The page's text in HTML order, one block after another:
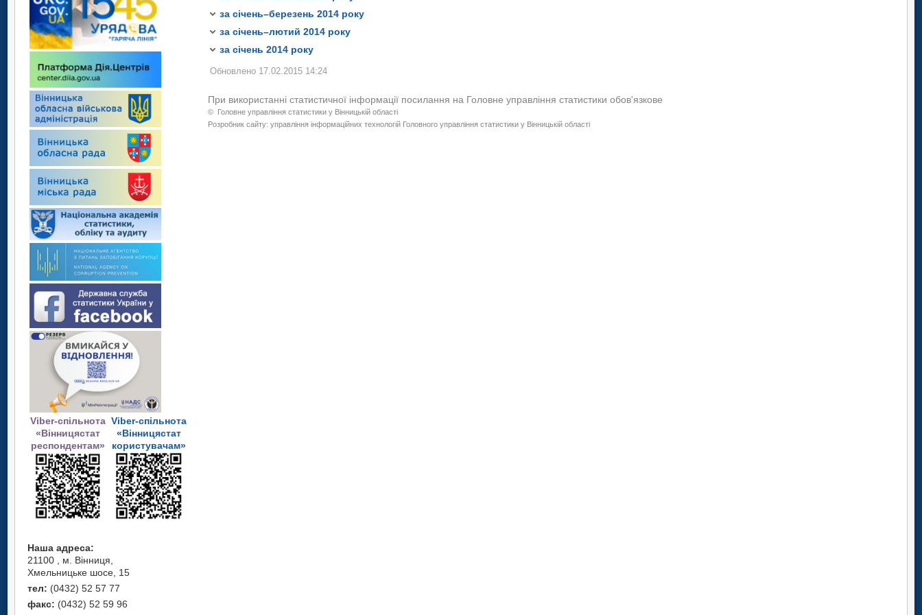
Viber-спільнота
«Вінницястат
респондентам»
Viber-спільнота
«Вінницястат
користувачам»
Наша адреса:
21100 , м. Вінниця,
Хмельницьке шосе, 15
тел: (0432) 52 57 77
факс: (0432) 52 59 96
за січень–березень 2014 року
У середньому за місяць.
за січень–лютий 2014 року
товарів на ринках та фізичними особами-підприємцями.
У середньому за місяць.
за січень 2014 року
Роздрібний товарооборот підприємств на одну особу, грн.
Включає роздрібний товарооборот підприємств, які здійснюють діяльність із роздрібної торгівлі, розрахункові дані щодо обсягів продажу
товарів на ринках та фізичними особами-підприємцями.
Обновлено 17.02.2015 14:24
При використанні статистичної інформації посилання на Головне управління статистики обов'язкове
© Головне управління статистики у Вінницькій області
Розробник сайту: управління інформаційних технологій Головного управління статистики у Вінницькій області